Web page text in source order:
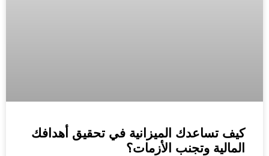
كيف تساعدك الميزانية في تحقيق أهدافك
المالية وتجنب الأزمات؟